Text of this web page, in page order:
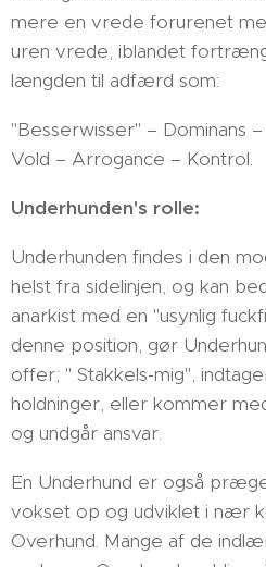
mere en vrede forurenet
uren vrede, iblandet
længden til adfærd som:
"Besserwisser" – Dominans
Vold – Arrogance – Kontrol.
Underhunden's rolle:
Underhunden findes i den
helst fra sidelinjen, og kan
anarkist med en "usynlig
denne position, gør
offer; " Stakkels-mig",
holdninger, eller kommer
og undgår ansvar.
En Underhund er også
vokset op og udviklet i nær
Overhund. Mange af de